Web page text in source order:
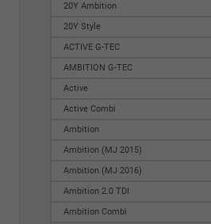
20Y Ambition
20Y Style
ACTIVE G-TEC
AMBITION G-TEC
Active
Active Combi
Ambition
Ambition (MJ 2015)
Ambition (MJ 2016)
Ambition 2.0 TDI
Ambition Combi